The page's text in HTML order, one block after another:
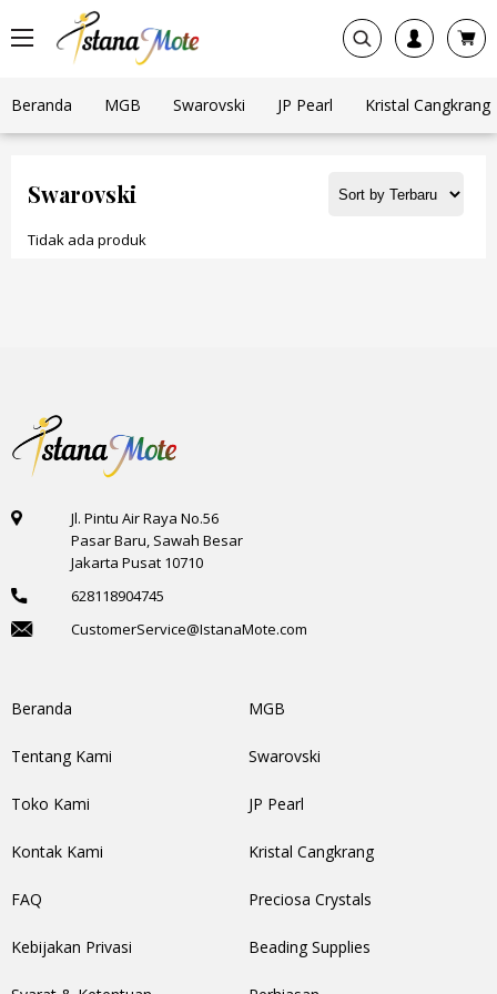
Beranda MGB Swarovski JP Pearl Kristal Cangkrang
Swarovski
Tidak ada produk
Jl. Pintu Air Raya No.56
Pasar Baru, Sawah Besar
Jakarta Pusat 10710
628118904745
CustomerService@IstanaMote.com
Beranda
Tentang Kami
Toko Kami
Kontak Kami
FAQ
Kebijakan Privasi
MGB
Swarovski
JP Pearl
Kristal Cangkrang
Preciosa Crystals
Beading Supplies